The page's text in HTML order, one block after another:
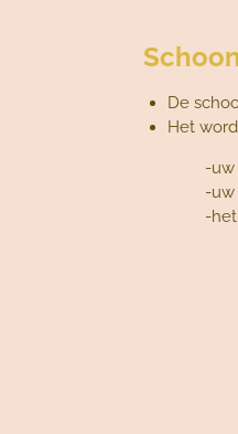
De
Het
-uw
-uw
-het huis